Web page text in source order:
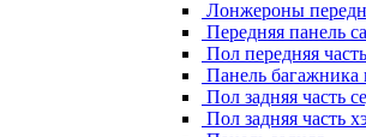
Лонжероны
Передняя панель
Пол передняя часть
Панель багажника
Пол задняя часть
Пол задняя часть